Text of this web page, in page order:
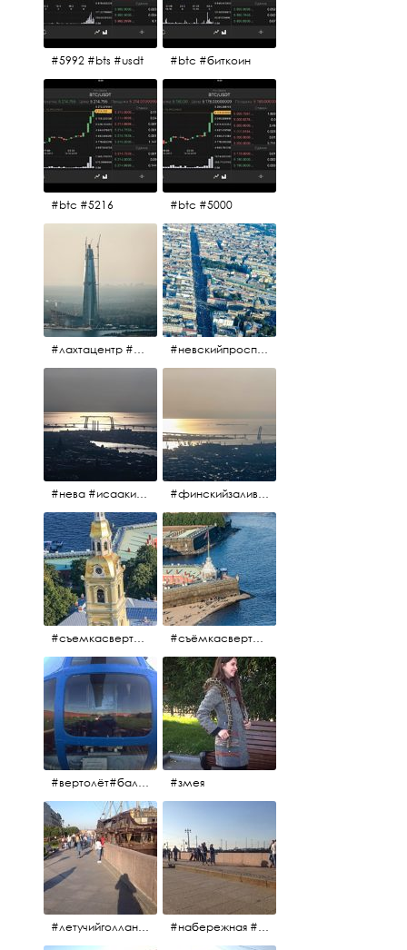
#5992 #bts #usdt #btc #биткоин
#btc #5216 #btc #5000
#лахтацентр #лахта #башнягазпром #газпром #башня #небоскрёбпитера #небоскрёб #финскийзалив #санктпетербург #невскийпроспект #центргорода #санктпетербург #осень2017 #когдапаришьнадгородом
#нева #исаакий #исаакиевскийсобор #нева #васильевскийостров #адмиралтейскийрайон #финскийзалив #дворцовыймост #небонадпитером #осень2017 #финскийзалив #маркизовалужа #нева
#съемкасвертолета #вертолёт #съёмкасвертолёта #петропавловскаякрепость #заячийостров #санктпетербург #съёмкасвертолёта #питер #петропавловскаякрепость #нева #осень2017
#вертолёт#балтийскиеавиалинии #петропавловскаякрепость #заячийостров #полётынадпитером #полётынадгородом #полёты #змея
#летучийголландец #набережнаяневы #набережная #людигуляют #биржевоймост